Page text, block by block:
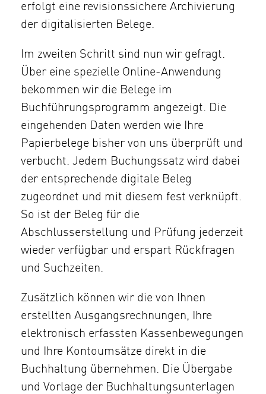
erfolgt eine revisionssichere Archivierung
der digitalisierten Belege.
Im zweiten Schritt sind nun wir gefragt.
Über eine spezielle Online-Anwendung
bekommen wir die Belege im
Buchführungsprogramm angezeigt. Die
eingehenden Daten werden wie Ihre
Papierbelege bisher von uns überprüft und
verbucht. Jedem Buchungssatz wird dabei
der entsprechende digitale Beleg
zugeordnet und mit diesem fest verknüpft.
So ist der Beleg für die
Abschlusserstellung und Prüfung jederzeit
wieder verfügbar und erspart Rückfragen
und Suchzeiten.
Zusätzlich können wir die von Ihnen
erstellten Ausgangsrechnungen, Ihre
elektronisch erfassten Kassenbewegungen
und Ihre Kontoumsätze direkt in die
Buchhaltung übernehmen. Die Übergabe
und Vorlage der Buchhaltungsunterlagen